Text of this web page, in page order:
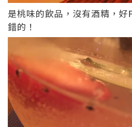
是桃味的飲品，沒有酒精，
錯的！